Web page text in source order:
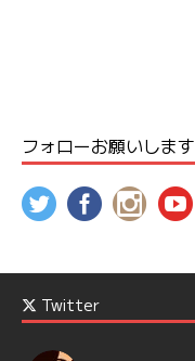
フォローお願いします
Twitter